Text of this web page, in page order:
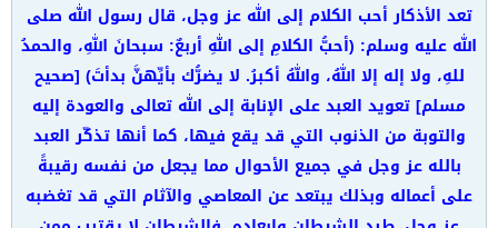
تعد الأذكار أحب الكلام إلى الله عز وجل، قال رسول الله صلى
الله عليه وسلم: (أحبُّ الكلامِ إلى اللهِ أربعٌ: سبحانَ اللهِ، والحمدُ
للهِ، ولا إله إلا اللهُ، واللهُ أكبرُ. لا يضرُّك بأيِّهنَّ بدأتَ) [صحيح
مسلم] تعويد العبد على الإنابة إلى الله تعالى والعودة إليه
والتوبة من الذنوب التي قد يقع فيها، كما أنها تذكّر العبد
بالله عز وجل في جميع الأحوال مما يجعل من نفسه رقيبةً
على أعماله وبذلك يبتعد عن المعاصي والآثام التي قد تغضبه